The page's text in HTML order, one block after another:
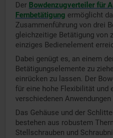
Der Bowdenzugverteiler für
Fernbetätigung ermöglicht
Zusammenführung von drei
gleichzeitige Betätigung von
einziges Bedienelement
Dabei genügt es, an einem
Betätigungselemente zu
einrücken zu lassen. Der
für eine hohe Flexibilität und
verschiedenen
Das Gehäuse und der
bestehen aus robustem
Stellschrauben und